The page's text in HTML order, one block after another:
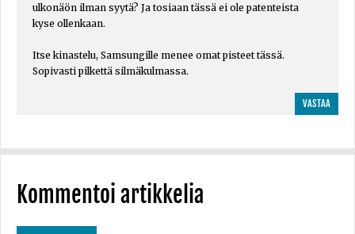
ulkonäön ilman syytä? Ja tosiaan tässä ei ole patenteista
kyse ollenkaan.
Itse kinastelu, Samsungille menee omat pisteet tässä.
Sopivasti pilkettä silmäkulmassa.
VASTAA
Kommentoi artikkelia